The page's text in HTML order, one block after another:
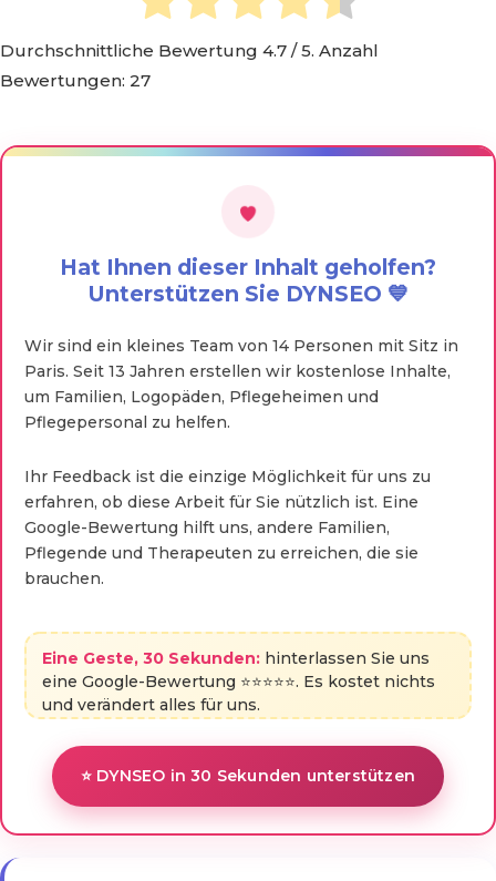
Durchschnittliche Bewertung 4.7 / 5. Anzahl
Bewertungen: 27
Hat Ihnen dieser Inhalt geholfen?
Unterstützen Sie DYNSEO 💙
Wir sind ein kleines Team von 14 Personen mit Sitz in
Paris. Seit 13 Jahren erstellen wir kostenlose Inhalte,
um Familien, Logopäden, Pflegeheimen und
Pflegepersonal zu helfen.
Ihr Feedback ist die einzige Möglichkeit für uns zu
erfahren, ob diese Arbeit für Sie nützlich ist. Eine
Google-Bewertung hilft uns, andere Familien,
Pflegende und Therapeuten zu erreichen, die sie
brauchen.
Eine Geste, 30 Sekunden: hinterlassen Sie uns
eine Google-Bewertung ⭐⭐⭐⭐⭐. Es kostet nichts
und verändert alles für uns.
⭐ DYNSEO in 30 Sekunden unterstützen